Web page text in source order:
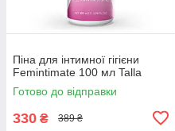
Піна для інтимної гігієни
Femintimate 100 мл Talla
Готово до відправки
330 ₴ 389 ₴